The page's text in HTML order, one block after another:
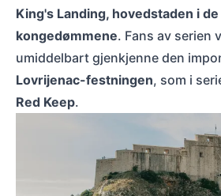
King's Landing, hovedstaden i
kongedømmene. Fans av serien
umiddelbart gjenkjenne den
Lovrijenac-festningen, som i
Red Keep.